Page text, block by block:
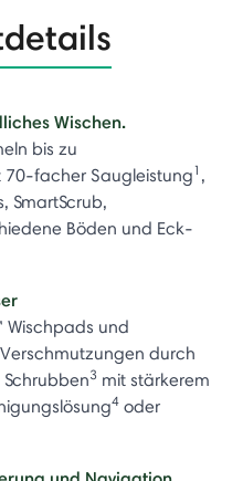
Wischen.
bis zu
facher Saugleistung1 ,
SmartScrub,
Böden und Eck-
Wischpads und
durch
3 mit stärkerem
4 oder